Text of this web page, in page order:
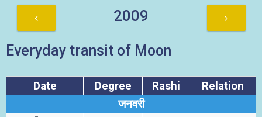
2009
Everyday transit of Moon
Date Degree Rashi
Relation
जनवरी